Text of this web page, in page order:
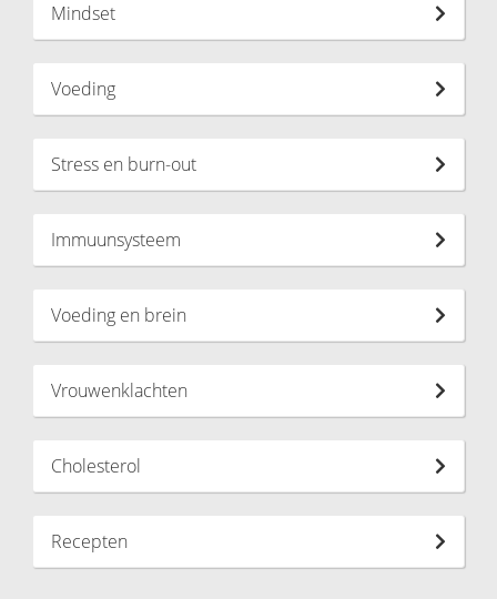
Mindset
Voeding
Stress en burn-out
Immuunsysteem
Voeding en brein
Vrouwenklachten
Cholesterol
Recepten